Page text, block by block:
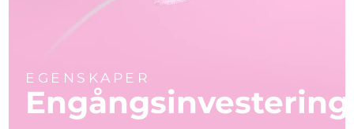
EGENSKAPER
Engångsinvestering